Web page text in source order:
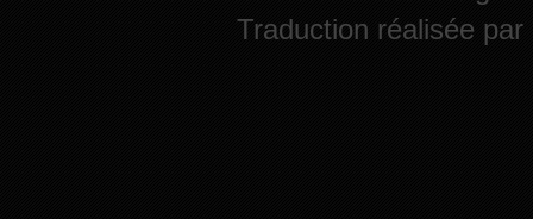
Traduction réalisée par